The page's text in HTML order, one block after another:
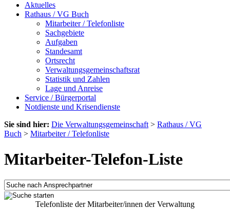
Aktuelles
Rathaus / VG Buch
Mitarbeiter / Telefonliste
Sachgebiete
Aufgaben
Standesamt
Ortsrecht
Verwaltungsgemeinschaftsrat
Statistik und Zahlen
Lage und Anreise
Service / Bürgerportal
Notdienste und Krisendienste
Sie sind hier: Die Verwaltungsgemeinschaft > Rathaus / VG
Buch > Mitarbeiter / Telefonliste
Mitarbeiter-Telefon-Liste
Telefonliste der Mitarbeiter/innen der Verwaltung